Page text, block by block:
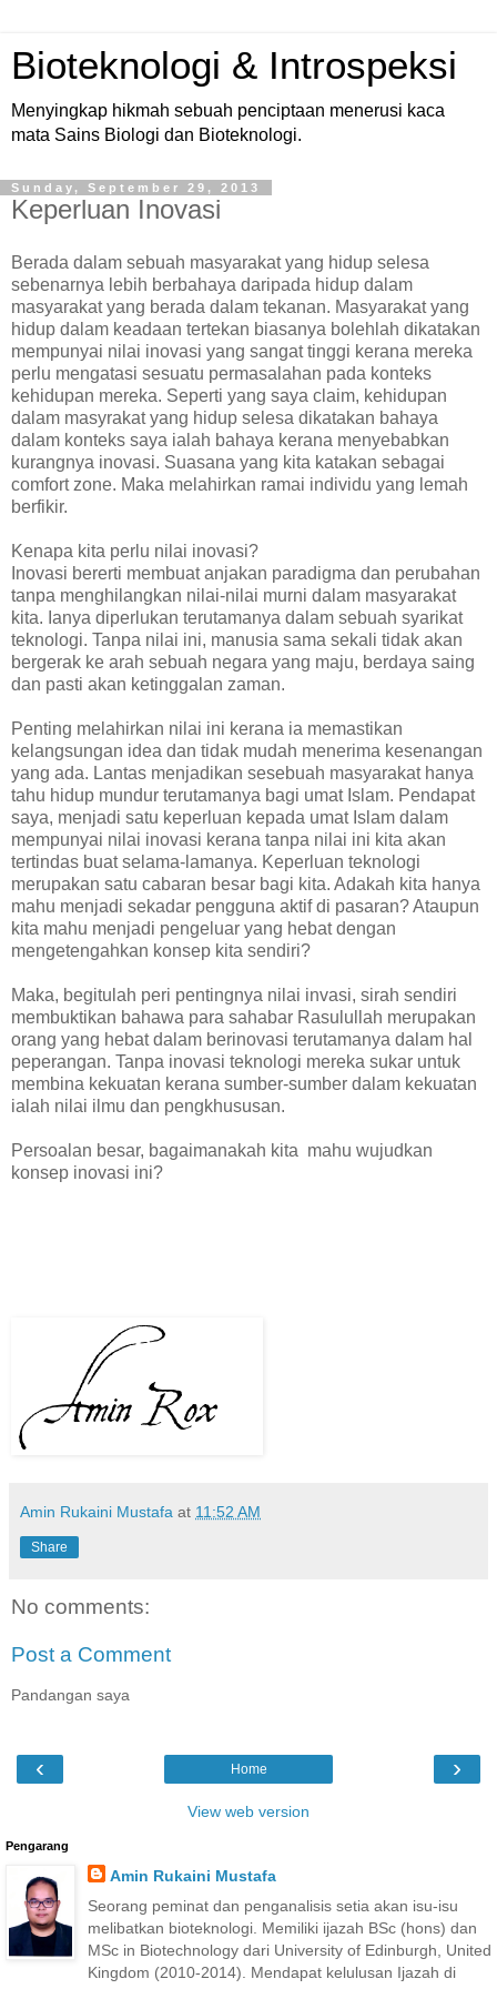
Bioteknologi & Introspeksi
Menyingkap hikmah sebuah penciptaan menerusi kaca
mata Sains Biologi dan Bioteknologi.
Sunday, September 29, 2013
Keperluan Inovasi
Berada dalam sebuah masyarakat yang hidup selesa
sebenarnya lebih berbahaya daripada hidup dalam
masyarakat yang berada dalam tekanan. Masyarakat yang
hidup dalam keadaan tertekan biasanya bolehlah dikatakan
mempunyai nilai inovasi yang sangat tinggi kerana mereka
perlu mengatasi sesuatu permasalahan pada konteks
kehidupan mereka. Seperti yang saya claim, kehidupan
dalam masyrakat yang hidup selesa dikatakan bahaya
dalam konteks saya ialah bahaya kerana menyebabkan
kurangnya inovasi. Suasana yang kita katakan sebagai
comfort zone. Maka melahirkan ramai individu yang lemah
berfikir.
Kenapa kita perlu nilai inovasi?
Inovasi bererti membuat anjakan paradigma dan perubahan
tanpa menghilangkan nilai-nilai murni dalam masyarakat
kita. Ianya diperlukan terutamanya dalam sebuah syarikat
teknologi. Tanpa nilai ini, manusia sama sekali tidak akan
bergerak ke arah sebuah negara yang maju, berdaya saing
dan pasti akan ketinggalan zaman.
Penting melahirkan nilai ini kerana ia memastikan
kelangsungan idea dan tidak mudah menerima kesenangan
yang ada. Lantas menjadikan sesebuah masyarakat hanya
tahu hidup mundur terutamanya bagi umat Islam. Pendapat
saya, menjadi satu keperluan kepada umat Islam dalam
mempunyai nilai inovasi kerana tanpa nilai ini kita akan
tertindas buat selama-lamanya. Keperluan teknologi
merupakan satu cabaran besar bagi kita. Adakah kita hanya
mahu menjadi sekadar pengguna aktif di pasaran? Ataupun
kita mahu menjadi pengeluar yang hebat dengan
mengetengahkan konsep kita sendiri?
Maka, begitulah peri pentingnya nilai invasi, sirah sendiri
membuktikan bahawa para sahabar Rasulullah merupakan
orang yang hebat dalam berinovasi terutamanya dalam hal
peperangan. Tanpa inovasi teknologi mereka sukar untuk
membina kekuatan kerana sumber-sumber dalam kekuatan
ialah nilai ilmu dan pengkhususan.
Persoalan besar, bagaimanakah kita mahu wujudkan
konsep inovasi ini?
Amin Rukaini Mustafa at 11:52 AM
Share
No comments:
Post a Comment
Pandangan saya
‹ ›
Home
View web version
Pengarang
Amin Rukaini Mustafa
Seorang peminat dan penganalisis setia akan isu-isu
melibatkan bioteknologi. Memiliki ijazah BSc (hons) dan
MSc in Biotechnology dari University of Edinburgh, United
Kingdom (2010-2014). Mendapat kelulusan Ijazah di